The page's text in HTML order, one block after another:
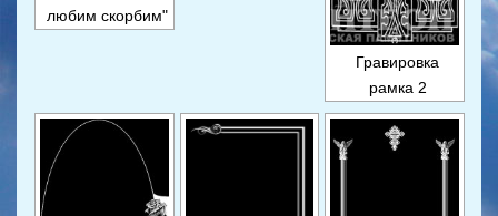
любим скорбим"
Гравировка
рамка 2